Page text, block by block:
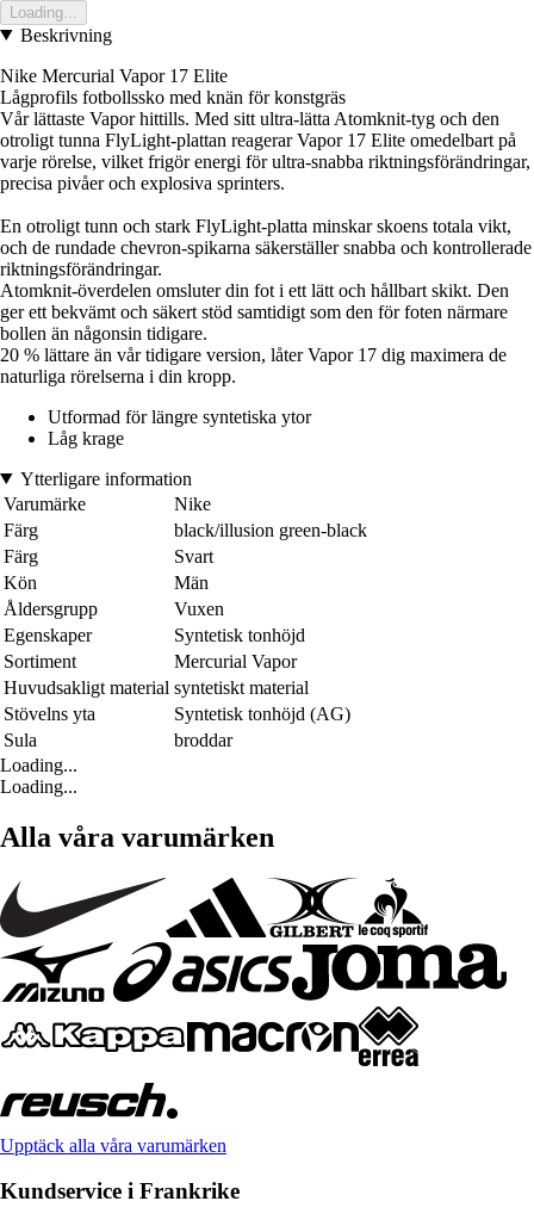
Loading...
Beskrivning
Nike Mercurial Vapor 17 Elite
Lågprofils fotbollssko med knän för konstgräs
Vår lättaste Vapor hittills. Med sitt ultra-lätta Atomknit-tyg och den
otroligt tunna FlyLight-plattan reagerar Vapor 17 Elite omedelbart på
varje rörelse, vilket frigör energi för ultra-snabba riktningsförändringar,
precisa pivåer och explosiva sprinters.
En otroligt tunn och stark FlyLight-platta minskar skoens totala vikt,
och de rundade chevron-spikarna säkerställer snabba och kontrollerade
riktningsförändringar.
Atomknit-överdelen omsluter din fot i ett lätt och hållbart skikt. Den
ger ett bekvämt och säkert stöd samtidigt som den för foten närmare
bollen än någonsin tidigare.
20 % lättare än vår tidigare version, låter Vapor 17 dig maximera de
naturliga rörelserna i din kropp.
Utformad för längre syntetiska ytor
Låg krage
Ytterligare information
Varumärke
Nike
Färg
black/illusion green-black
Färg
Svart
Kön
Män
Åldersgrupp
Vuxen
Egenskaper
Syntetisk tonhöjd
Sortiment
Mercurial Vapor
Huvudsakligt material syntetiskt material
Stövelns yta
Syntetisk tonhöjd (AG)
Sula
broddar
Loading...
Loading...
Alla våra varumärken
Upptäck alla våra varumärken
Kundservice i Frankrike